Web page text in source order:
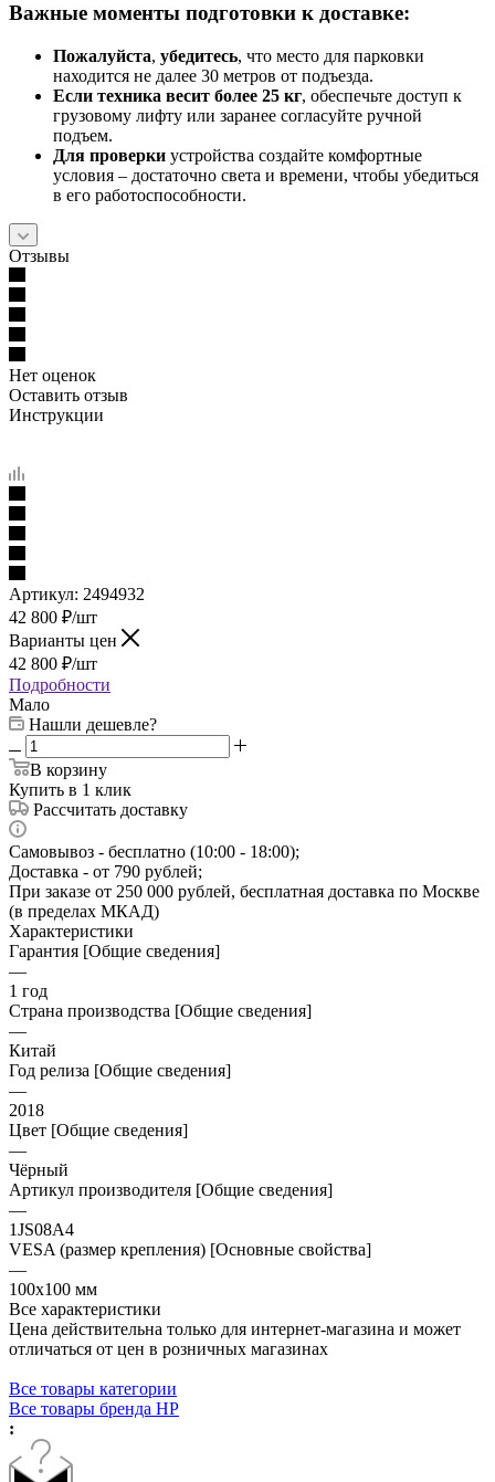
Важные моменты подготовки к доставке:
Пожалуйста, убедитесь, что место для парковки
находится не далее 30 метров от подъезда.
Если техника весит более 25 кг, обеспечьте доступ к
грузовому лифту или заранее согласуйте ручной
подъем.
Для проверки устройства создайте комфортные
условия – достаточно света и времени, чтобы убедиться
в его работоспособности.
Отзывы
Нет оценок
Оставить отзыв
Инструкции
Артикул: 2494932
42 800 ₽/шт
Варианты цен
42 800 ₽/шт
Подробности
Мало
Нашли дешевле?
В корзину
Купить в 1 клик
Рассчитать доставку
Самовывоз - бесплатно (10:00 - 18:00);
Доставка - от 790 рублей;
При заказе от 250 000 рублей, бесплатная доставка по Москве
(в пределах МКАД)
Характеристики
Гарантия [Общие сведения]
—
1 год
Страна производства [Общие сведения]
—
Китай
Год релиза [Общие сведения]
—
2018
Цвет [Общие сведения]
—
Чёрный
Артикул производителя [Общие сведения]
—
1JS08A4
VESA (размер крепления) [Основные свойства]
—
100x100 мм
Все характеристики
Цена действительна только для интернет-магазина и может
отличаться от цен в розничных магазинах
Все товары категории
Все товары бренда HP
: